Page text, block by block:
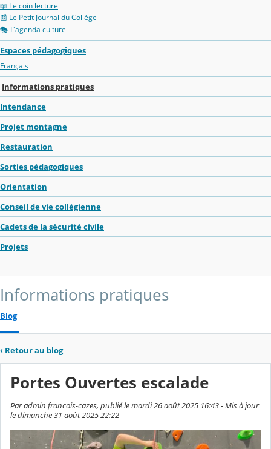
📖 Le coin lecture
📰 Le Petit Journal du Collège
🎭 L'agenda culturel
Espaces pédagogiques
Français
Informations pratiques
Intendance
Projet montagne
Restauration
Sorties pédagogiques
Orientation
Conseil de vie collégienne
Cadets de la sécurité civile
Projets
Informations pratiques
Blog
‹ Retour au blog
Portes Ouvertes escalade
Par admin francois-cazes, publié le mardi 26 août 2025 16:43 - Mis à jour
le dimanche 31 août 2025 22:22